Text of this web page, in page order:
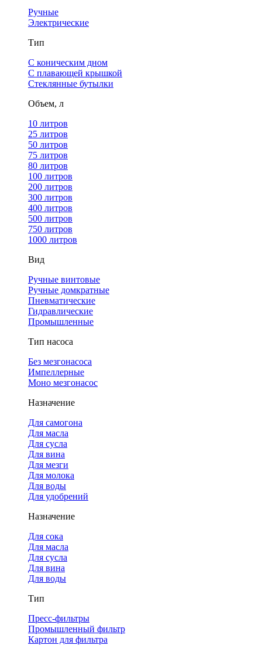
Ручные
Электрические
Тип
С коническим дном
С плавающей крышкой
Стеклянные бутылки
Объем, л
10 литров
25 литров
50 литров
75 литров
80 литров
100 литров
200 литров
300 литров
400 литров
500 литров
750 литров
1000 литров
Вид
Ручные винтовые
Ручные домкратные
Пневматические
Гидравлические
Промышленные
Тип насоса
Без мезгонасоса
Импеллерные
Моно мезгонасос
Назначение
Для самогона
Для масла
Для сусла
Для вина
Для мезги
Для молока
Для воды
Для удобрений
Назначение
Для сока
Для масла
Для сусла
Для вина
Для воды
Тип
Пресс-фильтры
Промышленный фильтр
Картон для фильтра